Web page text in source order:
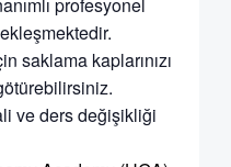
profesyonel
saklama kaplarınızı
ve ders değişikliği